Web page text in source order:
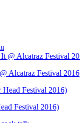
Alcatraz Festival 2016
Festival 2016)